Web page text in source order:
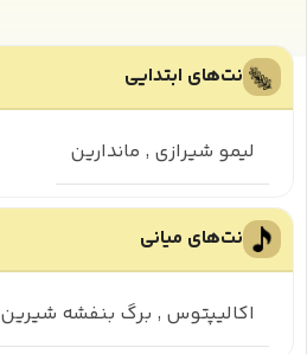
نت‌های ابتدایی
لیمو شیرازی , ماندارین
نت‌های میانی
اکالیپتوس , برگ بنفشه شیرین